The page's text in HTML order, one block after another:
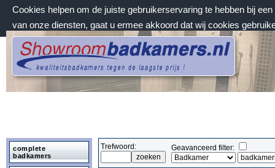
Cookies helpen om de juiste gebruikerservaring te hebben bij
van onze diensten, gaat u ermee akkoord dat wij cookies
donderdag 6 augustus 2026, 06:13 uur
Welkom bij Showroombadkamers.nl
complete
badkamers
Trefwoord: Geavanceerd filter: